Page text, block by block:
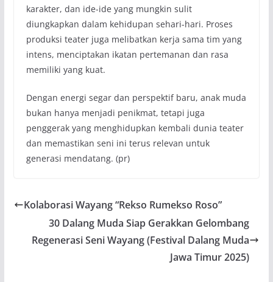
karakter, dan ide-ide yang mungkin sulit
diungkapkan dalam kehidupan sehari-hari. Proses
produksi teater juga melibatkan kerja sama tim yang
intens, menciptakan ikatan pertemanan dan rasa
memiliki yang kuat.
Dengan energi segar dan perspektif baru, anak muda
bukan hanya menjadi penikmat, tetapi juga
penggerak yang menghidupkan kembali dunia teater
dan memastikan seni ini terus relevan untuk
generasi mendatang. (pr)
Kolaborasi Wayang “Rekso Rumekso Roso”
30 Dalang Muda Siap Gerakkan Gelombang
Regenerasi Seni Wayang (Festival Dalang Muda
Jawa Timur 2025)